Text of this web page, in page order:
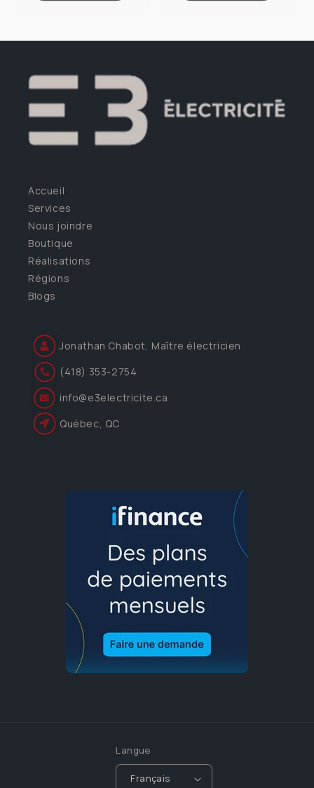
Accueil
Services
Nous joindre
Boutique
Réalisations
Régions
Blogs
Jonathan Chabot, Maître électricien
(418) 353-2754
info@e3electricite.ca
Québec, QC
Langue
Français